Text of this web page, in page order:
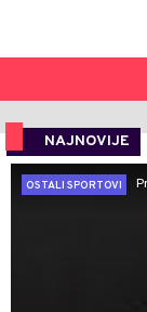
NAJNOVIJE
OSTALI SPORTOVI